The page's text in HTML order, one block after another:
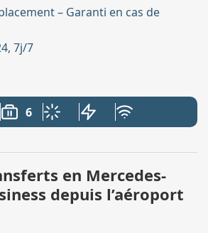
– Garanti en cas de
7j/7
de passagers: 6
6
Capacité des bagages: 6
ClimatisationVéhicule électrique
Wi-Fi gratuit
en Mercedes-
depuis l’aéroport